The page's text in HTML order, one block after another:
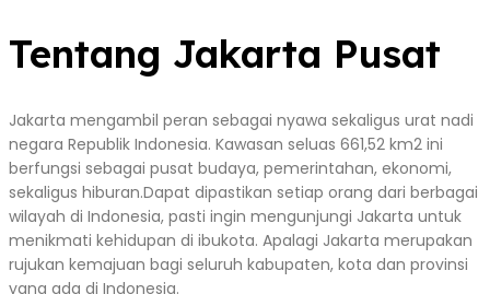
Tentang Jakarta Pusat
Jakarta mengambil peran sebagai nyawa sekaligus urat nadi
negara Republik Indonesia. Kawasan seluas 661,52 km2 ini
berfungsi sebagai pusat budaya, pemerintahan, ekonomi,
sekaligus hiburan.Dapat dipastikan setiap orang dari berbagai
wilayah di Indonesia, pasti ingin mengunjungi Jakarta untuk
menikmati kehidupan di ibukota. Apalagi Jakarta merupakan
rujukan kemajuan bagi seluruh kabupaten, kota dan provinsi
yang ada di Indonesia.